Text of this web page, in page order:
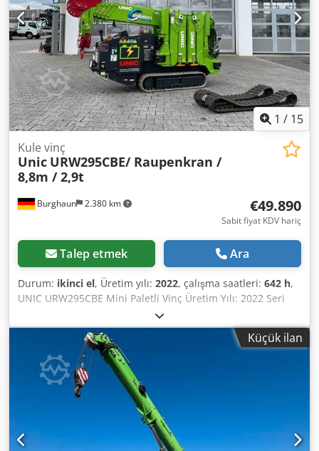
ton -Elektrik gücü 35kW -Yer kontrolü, radyo uzaktan
kumanda -Kule elemanının boyutu 1,6 x 1,6 m
1 / 15
Burghaun 2.380 km
Kule vinç
Unic URW295CBE/ Raupenkran /
8,8m / 2,9t
€49.890
Sabit fiyat KDV hariç
Talep etmek Ara
Durum: ikinci el, Üretim yılı: 2022, çalışma saatleri: 642 h,
UNIC URW295CBE Mini Paletli Vinç Üretim Yılı: 2022 Seri
Numarası: 29B0101 Tip: URW295CBE Çalışma Saati: 642
saat Tahrik: Elektrikli batarya tahriki, sıfır emisyon Batarya
seviyesi göstergesi olan UNIC güç kontrol cihazı Üretici:
Furukawa Unic Corporation, Tokyo, Japonya Şasi:
Sökülebilir kauçuk paletlere sahip paletli şasi 4x hidrolik
olarak uzatılabilen destek ayakları (örümcek tipi destek
ayakları), destek plakaları 2 çift palet [1x Standart / 1x
İşaret Yok] Vinç Kolu: 5 bölümden oluşan hidrolik
teleskopik vinç kolu Vinç kolu açısı: yaklaşık 10°–78° Vinç
kolu ucunda kanca bloğu Kaldırma Kapasiteleri: Maks.
Küçük ilan